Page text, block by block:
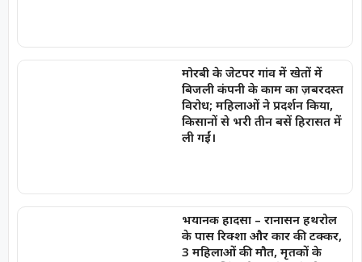
मोरबी के जेटपर गांव में खेतों में
बिजली कंपनी के काम का ज़बरदस्त
विरोध; महिलाओं ने प्रदर्शन किया,
किसानों से भरी तीन बसें हिरासत में
ली गईं।
भयानक हादसा – रानासन हथरोल
के पास रिक्शा और कार की टक्कर,
3 महिलाओं की मौत, मृतकों के